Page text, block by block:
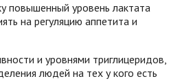
повышенный уровень лактата
на регуляцию аппетита и
и уровнями триглицеридов,
людей на тех у кого есть